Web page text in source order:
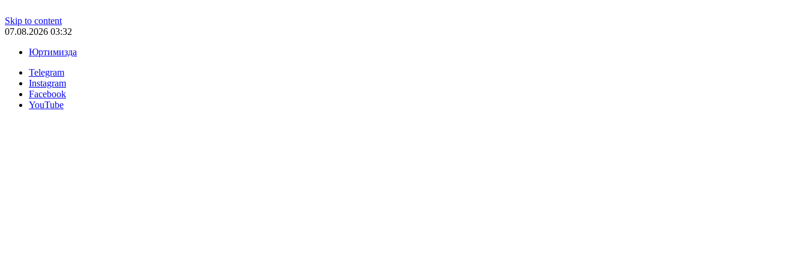
Skip to content
07.08.2026 03:32
Юртимизда
Telegram
Instagram
Facebook
YouTube